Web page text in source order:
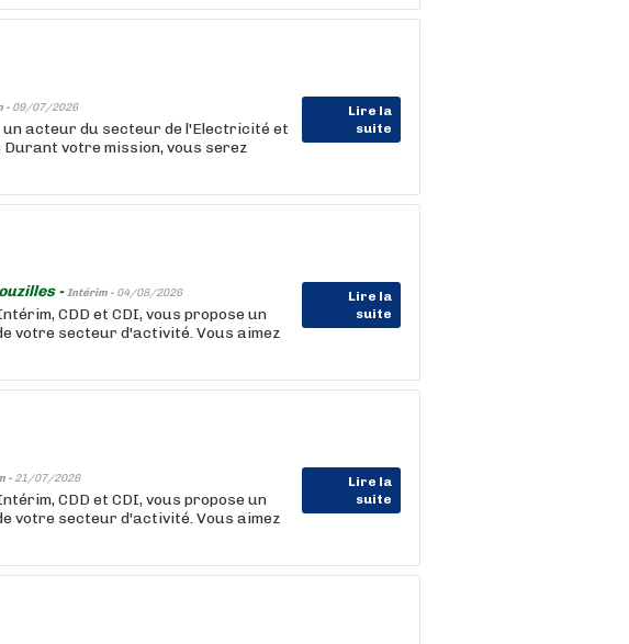
- 09/07/2026
Lire la
suite
un acteur du secteur de l'Electricité et
votre mission, vous serez
-Intérim - 04/08/2026
Lire la
suite
CDD et CDI, vous propose un
votre secteur d'activité. Vous aimez
- 21/07/2026
Lire la
suite
CDD et CDI, vous propose un
votre secteur d'activité. Vous aimez